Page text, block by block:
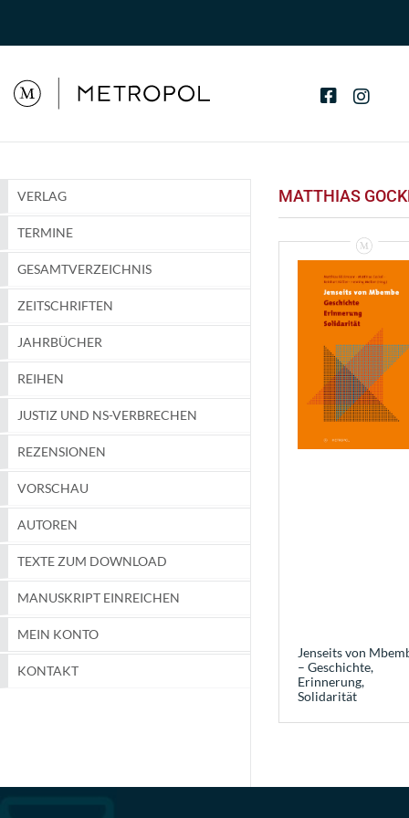
VERLAG
TERMINE
GESAMTVERZEICHNIS
ZEITSCHRIFTEN
JAHRBÜCHER
REIHEN
JUSTIZ UND NS-VERBRECHEN
REZENSIONEN
VORSCHAU
AUTOREN
TEXTE ZUM DOWNLOAD
MANUSKRIPT EINREICHEN
MEIN KONTO
KONTAKT
MATTHIAS
Jenseits von
– Geschichte,
Erinnerung,
Solidarität